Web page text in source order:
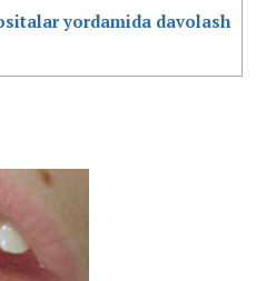
yordamida davolash